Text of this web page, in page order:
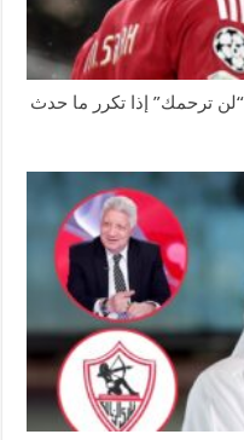
ترحمك” إذا تكرر ما حدث